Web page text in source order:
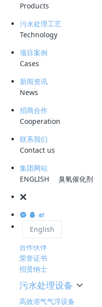
Products
污水处理工艺
Technology
项目案例
Cases
新闻资讯
News
招商合作
Cooperation
联系我们
Contact us
集团网站
ENGLISH
臭氧催化剂
English
服务热线
公司地址
工作时间
周一至周五 08 : 30-18 : 00
资质荣誉
发展历程
核心团队
合作伙伴
荣誉证书
招贤纳士
污水处理设备
高效溶气气浮设备